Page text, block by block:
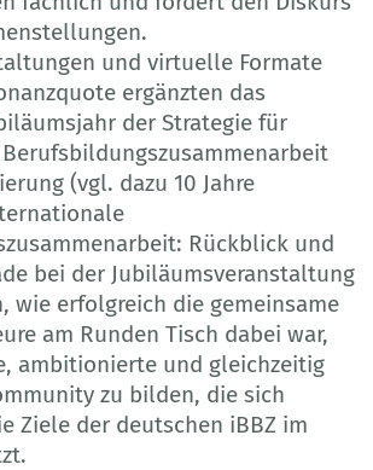
und virtuelle Formate
ergänzten das
der Strategie für
(vgl. dazu 10 Jahre
Rückblick und
bei der Jubiläumsveranstaltung
wie erfolgreich die gemeinsame
am Runden Tisch dabei war,
ambitionierte und gleichzeitig
zu bilden, die sich
Ziele der deutschen iBBZ im